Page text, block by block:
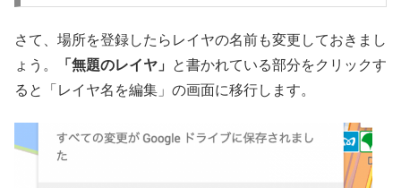
さて、場所を登録したらレイヤの名前も変更しておきまし
ょう。
「無題のレイヤ」
と書かれている部分をクリックす
ると「レイヤ名を編集」の画面に移行します。